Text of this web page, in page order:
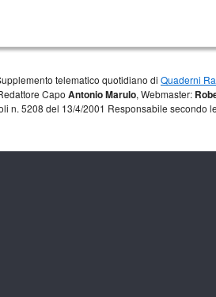
telematico quotidiano di Quaderni
Capo Antonio Marulo, Webmaster:
n. 5208 del 13/4/2001 Responsabile secondo